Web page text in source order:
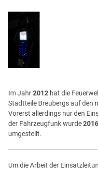
Im Jahr2012 hat die
Stadtteile Breubergs auf den
Vorerst allerdings nur den
der Fahrzeugfunk wurde2016
umgestellt.
Um die Arbeit der